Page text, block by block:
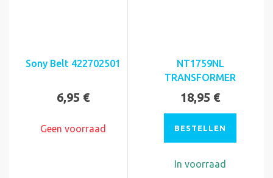
Sony Belt 422702501
6,95 €
Geen voorraad
NT1759NL
TRANSFORMER
18,95 €
BESTELLEN
In voorraad